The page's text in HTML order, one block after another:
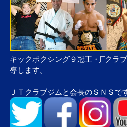
キックボクシング９冠王・JTクラ
導します。
ＪＴクラブジムと会長のＳＮＳで